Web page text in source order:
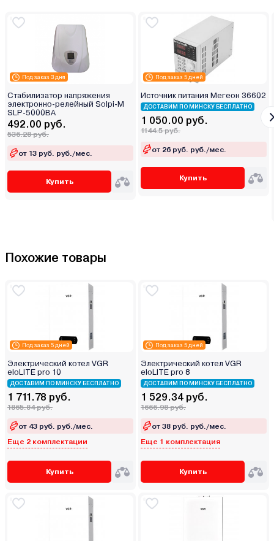
Под заказ 3 дня
Стабилизатор напряжения
электронно-релейный Solpi-M
SLP-5000ВА
492.00 руб.
536.28 руб.
от 13 руб. руб./мес.
Купить
Под заказ 5 дней
Источник питания Мегеон 36602
ДОСТАВИМ ПО МИНСКУ БЕСПЛАТНО
1 050.00 руб.
1144.5 руб.
от 26 руб. руб./мес.
Купить
Похожие товары
Под заказ 5 дней
Электрический котел VGR
eloLITE pro 10
ДОСТАВИМ ПО МИНСКУ БЕСПЛАТНО
1 711.78 руб.
1865.84 руб.
от 43 руб. руб./мес.
Еще 2 комплектации
Купить
Под заказ 5 дней
Электрический котел VGR
eloLITE pro 8
ДОСТАВИМ ПО МИНСКУ БЕСПЛАТНО
1 529.34 руб.
1666.98 руб.
от 38 руб. руб./мес.
Еще 1 комплектация
Купить